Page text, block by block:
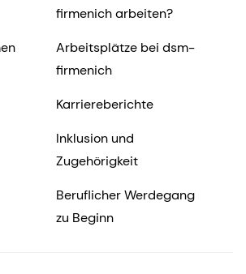
firmenich arbeiten?
Arbeitsplätze bei dsm-
firmenich
Karriereberichte
Inklusion und
Zugehörigkeit
Beruflicher Werdegang
zu Beginn